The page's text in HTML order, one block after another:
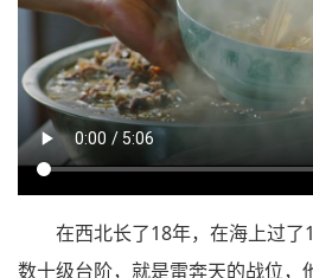
在西北长了18年，在海上过了
数十级台阶，就是雷奔天的战位，